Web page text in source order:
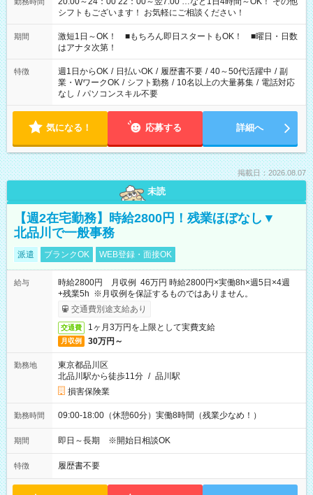
シフトもございます！ お気軽にご相談ください！
期間
激短1日～OK！ ■もちろん即日スタートもOK！ ■曜日・日数
はアナタ次第！
特徴 週1日からOK / 日払いOK / 履歴書不要 / 40～50代活躍中 / 副
業・WワークOK / シフト勤務 / 10名以上の大量募集 / 電話対応
なし / パソコンスキル不要
気になる！ 応募する 詳細へ
掲載日：2026.08.07
未読
【週2在宅勤務】時給2800円！残業ほぼなし▼
北品川で一般事務
派遣 ブランクOK WEB登録・面接OK
給与
時給2800円 月収例 46万円 時給2800円×実働8h×週5日×4週
+残業5h ※月収例を保証するものではありません。
交通費別途支給あり
交通費 1ヶ月3万円を上限として実費支給
月収例 30万円～
勤務地
東京都品川区
北品川駅から徒歩11分 / 品川駅
損害保険業
勤務時間 09:00-18:00（休憩60分）実働8時間（残業少なめ！）
期間 即日～長期 ※開始日相談OK
特徴 履歴書不要